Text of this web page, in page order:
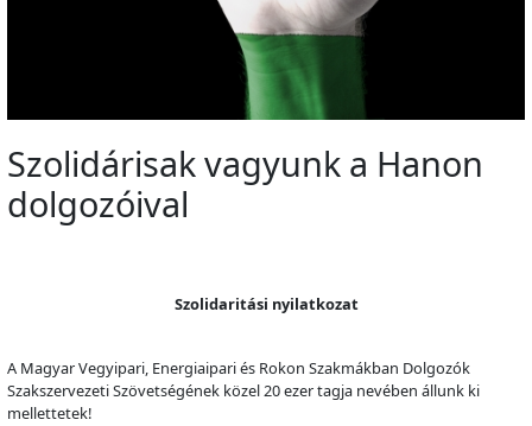
Szolidárisak vagyunk a Hanon
dolgozóival
Szolidaritási nyilatkozat
A Magyar Vegyipari, Energiaipari és Rokon Szakmákban Dolgozók
Szakszervezeti Szövetségének közel 20 ezer tagja nevében állunk ki
mellettetek!